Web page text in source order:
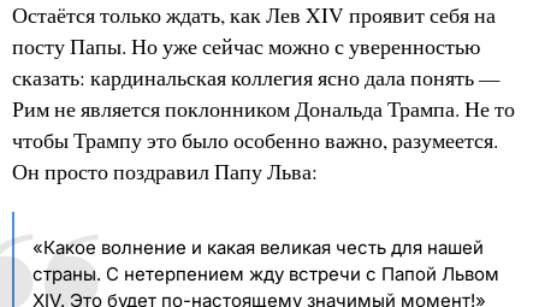
Остаётся только ждать, как Лев XIV проявит себя на
посту Папы. Но уже сейчас можно с уверенностью
сказать: кардинальская коллегия ясно дала понять —
Рим не является поклонником Дональда Трампа. Не то
чтобы Трампу это было особенно важно, разумеется.
Он просто поздравил Папу Льва:
«Какое волнение и какая великая честь для нашей
страны. С нетерпением жду встречи с Папой Львом
XIV. Это будет по-настоящему значимый момент!»